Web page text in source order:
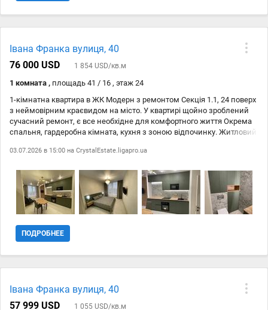
уютный двор. При ремонте использованы дорогие материалы, все
работы выполнены качественно, с соблюдением технологий и
для тех, кто ценит стиль, качество, комфорт ,функциональность и
актуальность на долгое время !.
Івана Франка вулиця, 40
76 000 USD
1 854 USD/кв.м
1 комната , площадь 41 / 16 , этаж 24
1-кімнатна квартира в ЖК Модерн з ремонтом Секція 1.1, 24 поверх
з неймовірним краєвидом на місто. У квартирі щойно зроблений
сучасний ремонт, є все необхідне для комфортного життя Окрема
спальня, гардеробна кімната, кухня з зоною відпочинку. Житловий
розташуванням — поруч магазини, зупинки, паркінг. Ідеальний
03.07.2026 в 15:00 на CrystalEstate.ligapro.ua
ПОДРОБНЕЕ
Івана Франка вулиця, 40
57 999 USD
1 055 USD/кв.м